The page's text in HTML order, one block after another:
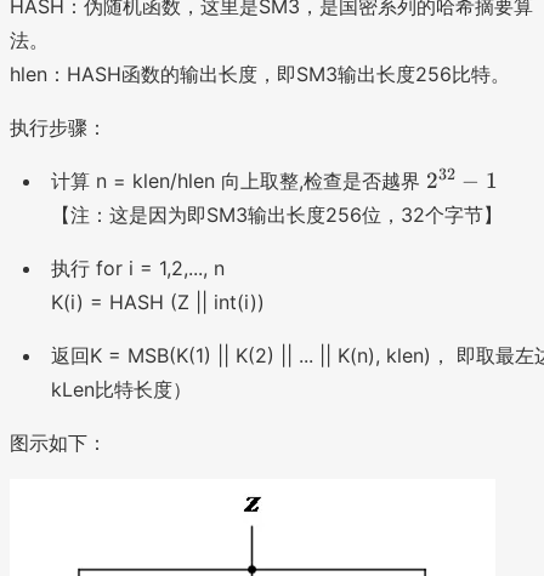
HASH：伪随机函数，这里是SM3，是国密系列的哈希摘要算
法。
hlen：HASH函数的输出长度，即SM3输出长度256比特。
执行步骤：
计算 n = klen/hlen 向上取整,检查是否越界 2
^
{
-
1
232 − 1
【注：这是因为即SM3输出长度256位，32个字节】
执行 for i = 1,2,..., n
K(i) = HASH (Z || int(i))
返回K = MSB(K(1) || K(2) || ... || K(n), klen)， 即取最左
kLen比特长度）
图示如下：